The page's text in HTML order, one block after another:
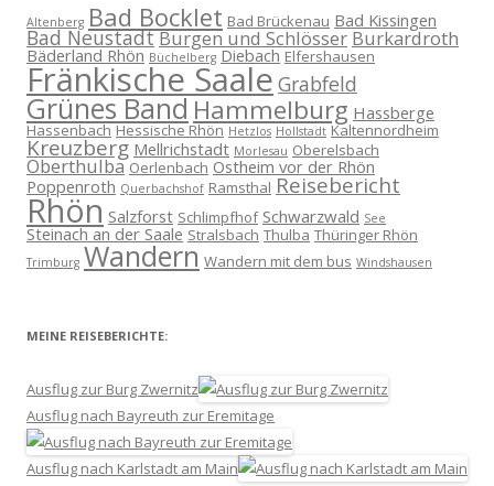
Altenberg Bad Bocklet Bad Brückenau Bad Kissingen
Bad NeustadtBurgen und Schlösser Burkardroth
Bäderland Rhön Büchelberg Diebach Elfershausen
Fränkische Saale Grabfeld
Grünes BandHammelburg Hassberge
Hassenbach Hessische Rhön Hetzlos Hollstadt Kaltennordheim
Kreuzberg Mellrichstadt Morlesau Oberelsbach
Oberthulba Oerlenbach Ostheim vor der Rhön
Poppenroth Querbachshof Ramsthal Reisebericht
Rhön Salzforst Schlimpfhof Schwarzwald See
Steinach an der Saale Stralsbach Thulba Thüringer Rhön
Trimburg Wandern Wandern mit dem bus Windshausen
MEINE REISEBERICHTE:
Ausflug zur Burg Zwernitz
Ausflug nach Bayreuth zur Eremitage
Ausflug nach Karlstadt am Main